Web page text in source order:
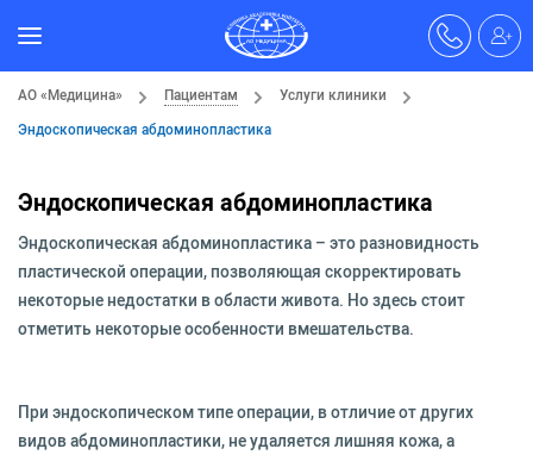
АО «Медицина» Пациентам
Услуги клиники
Эндоскопическая абдоминопластика
Эндоскопическая абдоминопластика
Эндоскопическая абдоминопластика – это разновидность
пластической операции, позволяющая скорректировать
некоторые недостатки в области живота. Но здесь стоит
отметить некоторые особенности вмешательства.
При эндоскопическом типе операции, в отличие от других
видов абдоминопластики, не удаляется лишняя кожа, а